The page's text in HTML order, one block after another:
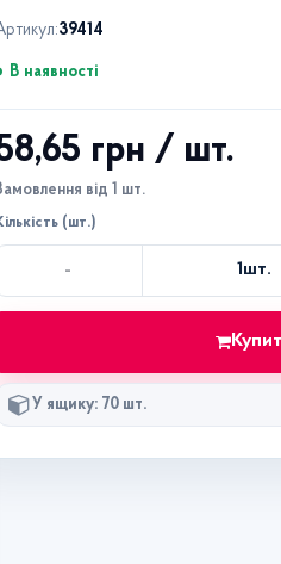
39414
В наявності
грн / шт.
від 1 шт.
(шт.)
- 1шт.
У ящику: 70 шт.